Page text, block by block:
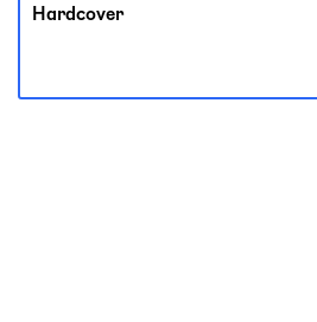
Hardcover